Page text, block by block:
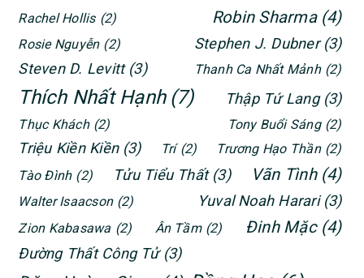
Rachel Hollis (2) Robin Sharma (4)
Rosie Nguyễn (2) Stephen J. Dubner (3)
Steven D. Levitt (3) Thanh Ca Nhất Mảnh (2)
Thích Nhất Hạnh (7) Thập Tứ Lang (3)
Thục Khách (2) Tony Buổi Sáng (2)
Triệu Kiền Kiền (3) Trí (2) Trương Hạo Thần (2)
Tào Đình (2) Tửu Tiểu Thất (3) Vãn Tình (4)
Walter Isaacson (2) Yuval Noah Harari (3)
Zion Kabasawa (2) Ân Tầm (2) Đinh Mặc (4)
Đường Thất Công Tử (3)